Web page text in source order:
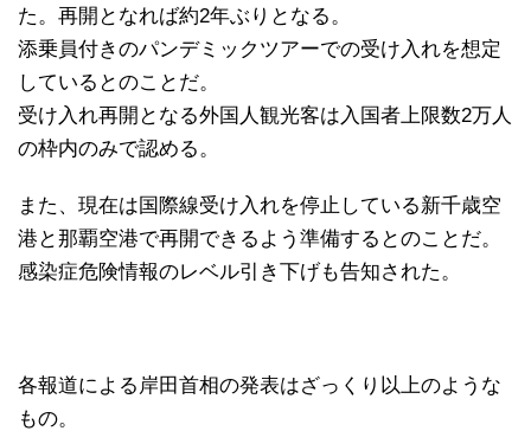
た。再開となれば約2年ぶりとなる。
添乗員付きのパンデミックツアーでの受け入れを想定
しているとのことだ。
受け入れ再開となる外国人観光客は入国者上限数2万人
の枠内のみで認める。
また、現在は国際線受け入れを停止している新千歳空
港と那覇空港で再開できるよう準備するとのことだ。
感染症危険情報のレベル引き下げも告知された。
各報道による岸田首相の発表はざっくり以上のような
もの。